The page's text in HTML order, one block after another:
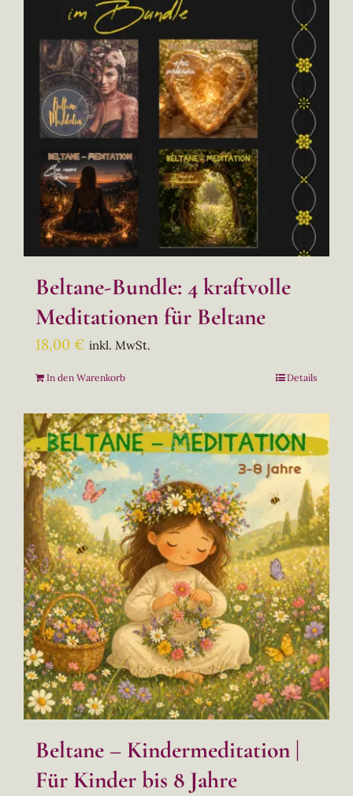
Beltane-Bundle: 4 kraftvolle
Meditationen für Beltane
18,00 € inkl. MwSt.
In den Warenkorb Details
Beltane – Kindermeditation |
Für Kinder bis 8 Jahre